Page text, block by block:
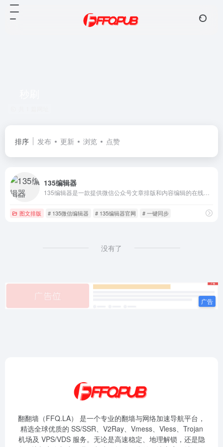
排序 发布 更新 浏览 点赞
135编辑器
图文排版 # 135微信编辑器 # 135编辑器官网 # 一键同步
没有了
翻翻墙（FFQ.LA） 是一个专业的翻墙与网络加速导航平台，
精选全球优质的 SS/SSR、V2Ray、Vmess、Vless、Trojan
机场及 VPS/VDS 服务。无论是高速稳定、地理解锁，还是隐